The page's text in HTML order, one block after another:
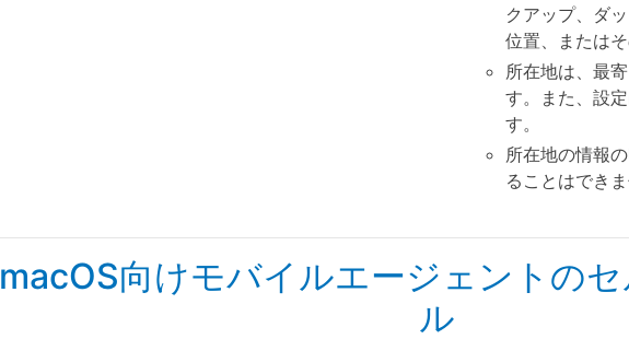
クアップ、ダ
位置、または
所在地は、最
す。また、設
す。
所在地の情報
ることはできま
macOS向けモバイルエージェントの
ル